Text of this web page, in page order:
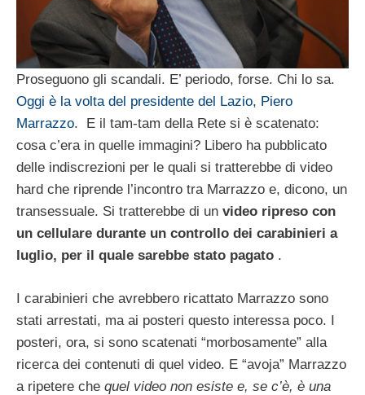
Proseguono gli scandali. E’ periodo, forse. Chi lo sa.
Oggi è la volta del presidente del Lazio, Piero
Marrazzo. E il tam-tam della Rete si è scatenato:
cosa c’era in quelle immagini? Libero ha pubblicato
delle indiscrezioni per le quali si tratterebbe di video
hard che riprende l’incontro tra Marrazzo e, dicono, un
transessuale. Si tratterebbe di un video ripreso con
un cellulare durante un controllo dei carabinieri a
luglio, per il quale sarebbe stato pagato .
I carabinieri che avrebbero ricattato Marrazzo sono
stati arrestati, ma ai posteri questo interessa poco. I
posteri, ora, si sono scatenati “morbosamente” alla
ricerca dei contenuti di quel video. E “avoja” Marrazzo
a ripetere che quel video non esiste e, se c’è, è una